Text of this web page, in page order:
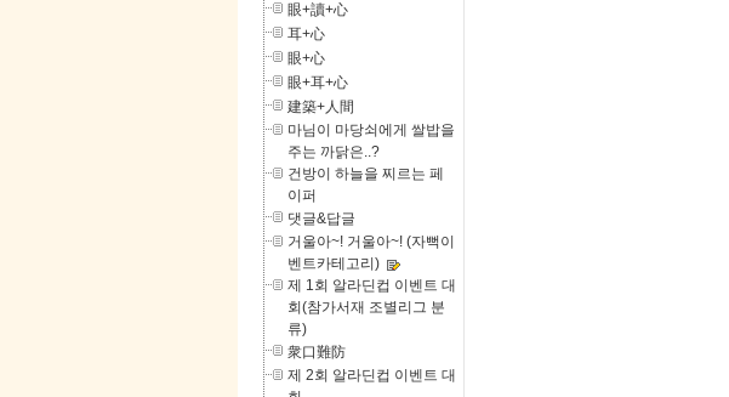
眼+讀+心
耳+心
眼+心
眼+耳+心
建築+人間
마님이 마당쇠에게 쌀밥을
주는 까닭은..?
건방이 하늘을 찌르는 페
이퍼
댓글&답글
거울아~! 거울아~! (자뻑이
벤트카테고리)
제 1회 알라딘컵 이벤트 대
회(참가서재 조별리그 분
류)
衆口難防
제 2회 알라딘컵 이벤트 대